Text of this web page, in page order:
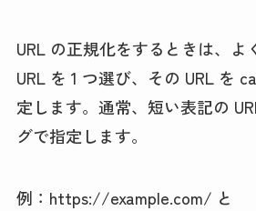
URL の正規化をするときは、よ
URL を 1 つ選び、その URL を
定します。通常、短い表記の
グで指定します。
例：https://example.com/ と